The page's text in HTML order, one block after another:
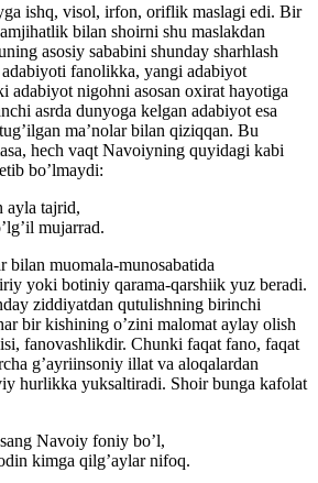
ishq, visol, irfon, oriflik maslagi edi. Bir
bilan shoirni shu maslakdan
asosiy sababini shunday sharhlash
fanolikka, yangi adabiyot
adabiyot nigohni asosan oxirat hayotiga
asrda dunyoga kelgan adabiyot esa
ma’nolar bilan qiziqqan. Bu
hech vaqt Navoiyning quyidagi kabi
bo’lmaydi:
ayla tajrid,
mujarrad.
bilan muomala-munosabatida
yoki botiniy qarama-qarshiik yuz beradi.
ziddiyatdan qutulishning birinchi
bir kishining o’zini malomat aylay olish
fanovashlikdir. Chunki faqat fano, faqat
g’ayriinsoniy illat va aloqalardan
hurlikka yuksaltiradi. Shoir bunga kafolat
Navoiy foniy bo’l,
kimga qilg’aylar nifoq.